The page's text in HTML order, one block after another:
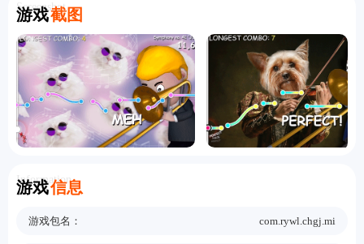
游戏截图
Screenshot
游戏信息
Information
游戏包名： com.rywl.chgj.mi